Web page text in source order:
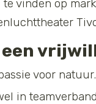
vinden op
een
voor natuur.
in